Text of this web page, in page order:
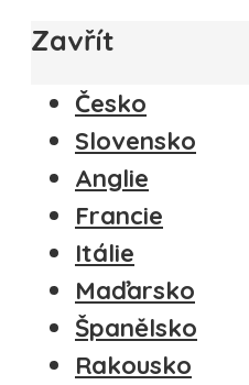
Zavřít
Česko
Slovensko
Anglie
Francie
Itálie
Maďarsko
Španělsko
Rakousko